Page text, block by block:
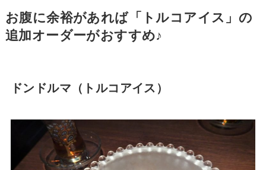
お腹に余裕があれば「トルコアイス」の
追加オーダーがおすすめ♪
ドンドルマ（トルコアイス）